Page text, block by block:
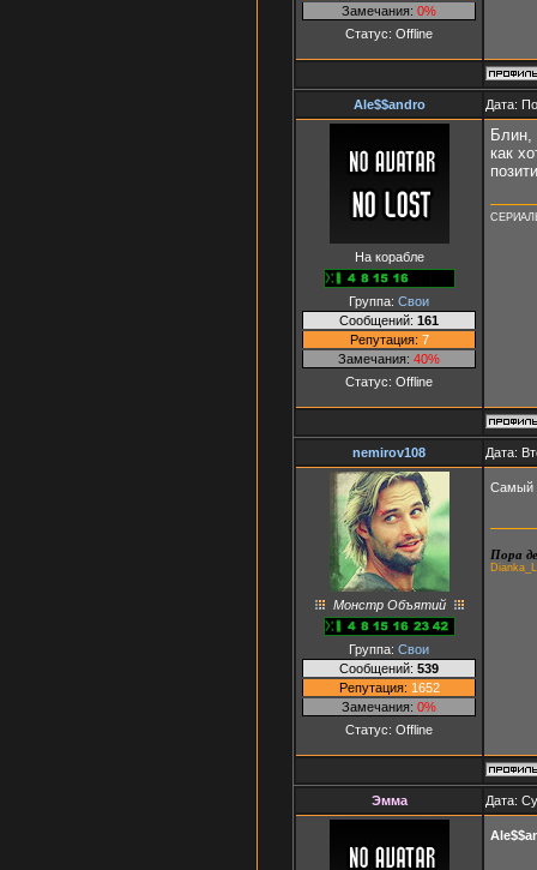
Замечания: 0%
Статус: Offline
Ale$$andro Дата:
На корабле
Группа: Свои
Сообщений: 161
Репутация: 7
Замечания: 40%
Статус: Offline
Блин,
как
nemirov108 Дата:
Монстр Объятий
Группа: Свои
Сообщений: 539
Репутация: 1652
Замечания: 0%
Статус: Offline
Самый
Пора
Эмма Дата: